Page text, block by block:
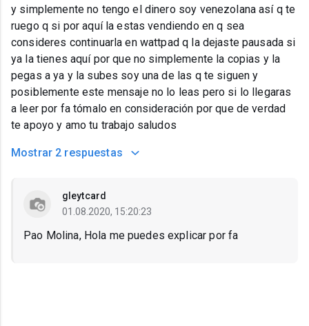
y simplemente no tengo el dinero soy venezolana así q te
ruego q si por aquí la estas vendiendo en q sea
consideres continuarla en wattpad q la dejaste pausada si
ya la tienes aquí por que no simplemente la copias y la
pegas a ya y la subes soy una de las q te siguen y
posiblemente este mensaje no lo leas pero si lo llegaras
a leer por fa tómalo en consideración por que de verdad
te apoyo y amo tu trabajo saludos
Mostrar 2 respuestas
gleytcard
01.08.2020, 15:20:23
Pao Molina, Hola me puedes explicar por fa